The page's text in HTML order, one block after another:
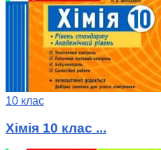
10 клас
Хімія 10 клас ...